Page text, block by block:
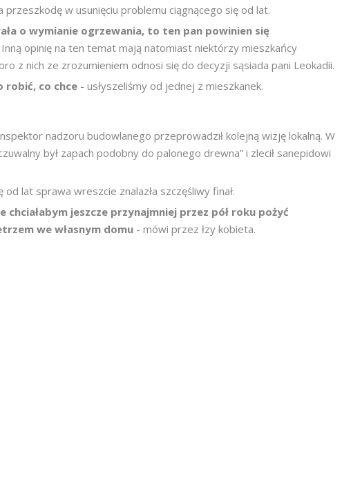
w usunięciu problemu ciągnącego się od lat.
o wymianie ogrzewania, to ten pan powinien się
opinię na ten temat mają natomiast niektórzy mieszkańcy
z nich ze zrozumieniem odnosi się do decyzji sąsiada pani Leokadii.
robić, co chce - usłyszeliśmy od jednej z mieszkanek.
nadzoru budowlanego przeprowadził kolejną wizję lokalną. W
był zapach podobny do palonego drewna” i zlecił sanepidowi
lat sprawa wreszcie znalazła szczęśliwy finał.
chciałabym jeszcze przynajmniej przez pół roku pożyć
we własnym domu - mówi przez łzy kobieta.